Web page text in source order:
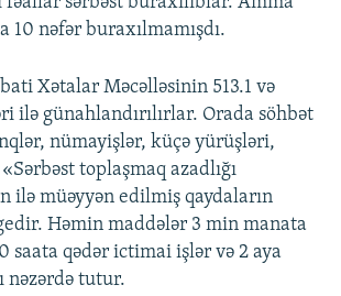
10 nəfər buraxılmamışdı.
Xətalar Məcəlləsinin 513.1 və
ilə günahlandırılırlar. Orada söhbət
nümayişlər, küçə yürüşləri,
toplaşmaq azadlığı
ilə müəyyən edilmiş qaydaların
Həmin maddələr 3 min manata
saata qədər ictimai işlər və 2 aya
nəzərdə tutur.